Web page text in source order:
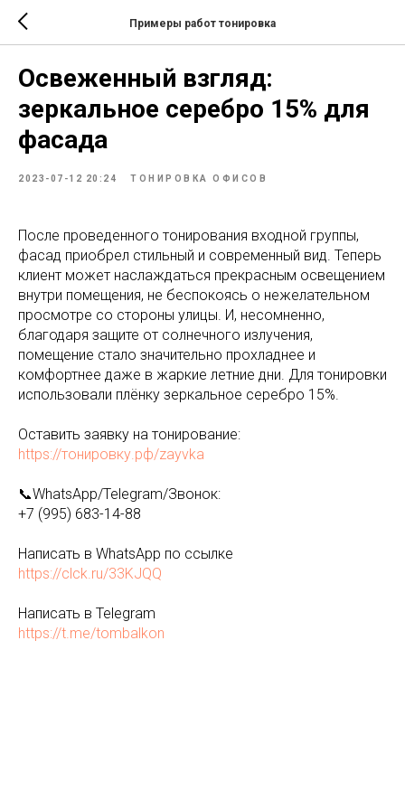
Примеры работ тонировка
Освеженный взгляд:
зеркальное серебро 15% для
фасада
2023-07-12 20:24 ТОНИРОВКА ОФИСОВ
После проведенного тонирования входной группы,
фасад приобрел стильный и современный вид. Теперь
клиент может наслаждаться прекрасным освещением
внутри помещения, не беспокоясь о нежелательном
просмотре со стороны улицы. И, несомненно,
благодаря защите от солнечного излучения,
помещение стало значительно прохладнее и
комфортнее даже в жаркие летние дни. Для тонировки
использовали плёнку зеркальное серебро 15%.
Оставить заявку на тонирование:
https://тонировку.рф/zayvka
📞WhatsApp/Telegram/Звонок:
+7 (995) 683-14-88
Написать в WhatsApp по ссылке
https://clck.ru/33KJQQ
Написать в Telegram
https://t.me/tombalkon